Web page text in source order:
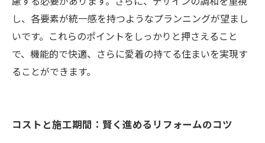
し、各要素が統一感を持つようなプランニングが望まし
いです。これらのポイントをしっかりと押さえること
で、機能的で快適、さらに愛着の持てる住まいを実現す
ることができます。
コストと施工期間：賢く進めるリフォームのコツ